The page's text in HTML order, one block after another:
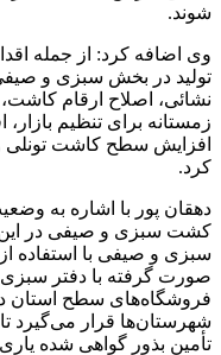
شوند.
وی اضافه کرد: از جمله
تولید در بخش سبزی و
نشائی، اصلاح ارقام
زمستانه برای تنظیم
افزایش سطح کاشت تونلی و
کرد.
دهقان پور با اشاره به
کشت سبزی و صیفی در این
سبزی و صیفی با استفاده
صورت گرفته با دفتر سبزی
فروشگاه‌های سطح استان
شهرستان‌ها قرار می‌گیرد تا
تأمین بذور گواهی شده